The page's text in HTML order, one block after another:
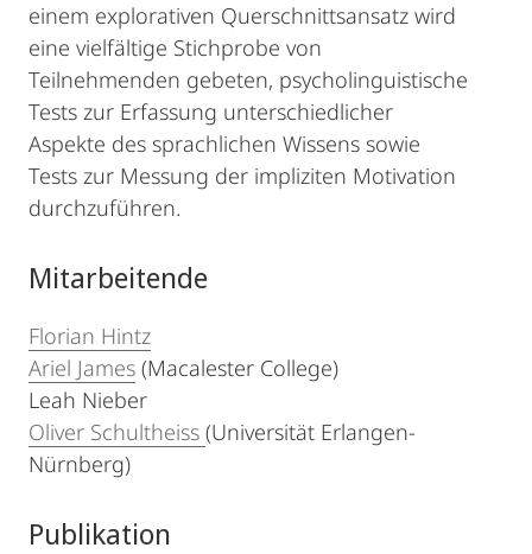
einem explorativen Querschnittsansatz wird
eine vielfältige Stichprobe von
Teilnehmenden gebeten, psycholinguistische
Tests zur Erfassung unterschiedlicher
Aspekte des sprachlichen Wissens sowie
Tests zur Messung der impliziten Motivation
durchzuführen.
Mitarbeitende
Florian Hintz
Ariel James (Macalester College)
Leah Nieber
Oliver Schultheiss (Universität Erlangen-
Nürnberg)
Publikation